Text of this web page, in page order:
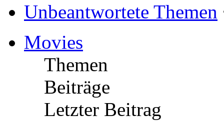
Unbeantwortete Themen
Movies
Themen
Beiträge
Letzter Beitrag